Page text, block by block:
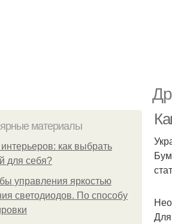
материалы
как выбрать
для себя?
управления яркостью
светодиодов. По способу